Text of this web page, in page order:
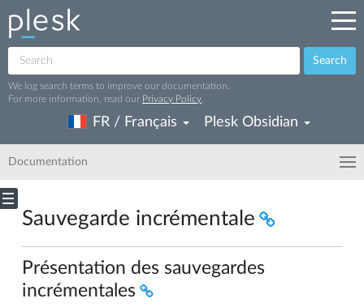
Search
We log search terms to improve our documentation.
For more information, read our Privacy Policy
FR / Français Plesk Obsidian
Documentation
Sauvegarde incrémentale
Présentation des sauvegardes
incrémentales